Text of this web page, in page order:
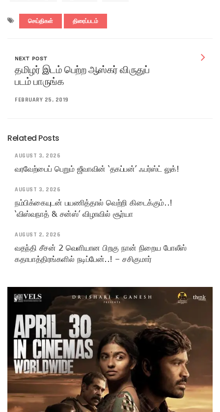
செய்திகள் திரைப்படம்
NEXT POST
தமிழர் இடம் பெற்ற ஆஸ்கர் விருதுப்
படம் பாருங்க
FEBRUARY 25, 2019
Related Posts
AUGUST 3, 2026
வரவேற்பைப் பெறும் ஜீவாவின் ‘தகப்பன்’ ஃபர்ஸ்ட் லுக்!
AUGUST 3, 2026
நம்பிக்கையுடன் பயணித்தால் வெற்றி கிடைக்கும்..!
‘விஸ்வநாத் & சன்ஸ்’ விழாவில் சூர்யா
AUGUST 2, 2026
வதந்தி சீசன் 2 வெளியான பிறகு நான் நிறைய போலீஸ்
கதாபாத்திரங்களில் நடிப்பேன்..! – சசிகுமார்